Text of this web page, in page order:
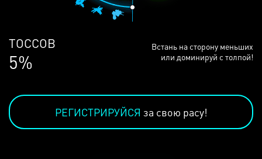
ЛЮДЕЙ
68%
Встань на сторону меньших
или доминируй с толпой!
РЕГИСТРИРУЙСЯ за свою расу!